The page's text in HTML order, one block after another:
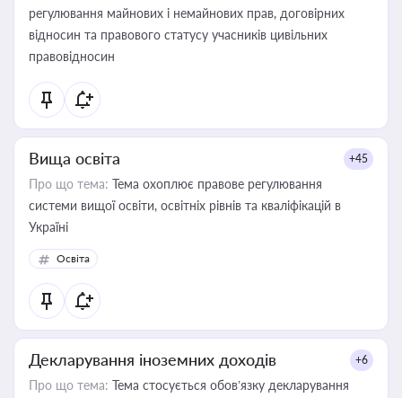
регулювання майнових і немайнових прав, договірних
відносин та правового статусу учасників цивільних
правовідносин
Вища освіта +45
Про що тема: Тема охоплює правове регулювання
системи вищої освіти, освітніх рівнів та кваліфікацій в
Україні
Освіта
Декларування іноземних доходів +6
Про що тема: Тема стосується обов’язку декларування